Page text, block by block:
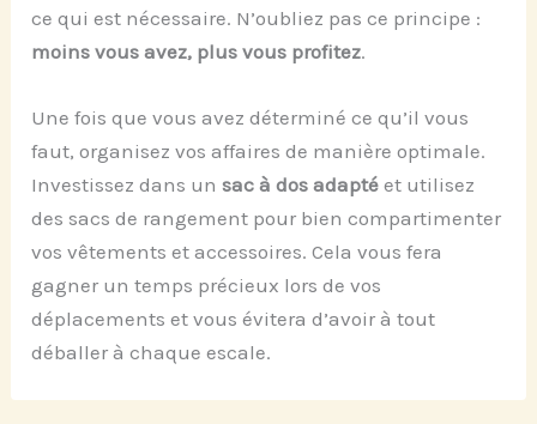
ce qui est nécessaire. N’oubliez pas ce principe :
moins vous avez, plus vous profitez.
Une fois que vous avez déterminé ce qu’il vous
faut, organisez vos affaires de manière optimale.
Investissez dans unsac à dos adapté et utilisez
des sacs de rangement pour bien compartimenter
vos vêtements et accessoires. Cela vous fera
gagner un temps précieux lors de vos
déplacements et vous évitera d’avoir à tout
déballer à chaque escale.